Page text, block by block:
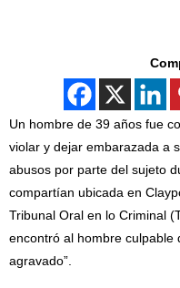
Un hombre de 39 años fue
violar y dejar embarazada a
abusos por parte del sujeto
compartían ubicada en
Tribunal Oral en lo Criminal
encontró al hombre culpable
agravado”.